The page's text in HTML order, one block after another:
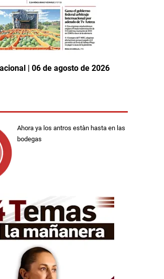
| 06 de agosto de 2026
Ahora ya los antros estàn hasta en las
bodegas